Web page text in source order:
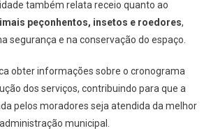
também relata receio quanto ao
peçonhentos, insetos e roedores,
segurança e na conservação do espaço.
obter informações sobre o cronograma
dos serviços, contribuindo para que a
pelos moradores seja atendida da melhor
municipal.